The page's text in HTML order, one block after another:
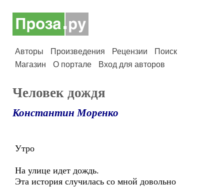
Авторы Произведения Рецензии
Поиск
Магазин
О портале Вход для авторов
Человек дождя
Константин Моренко
Утро
На улице идет дождь.
Эта история случилась со мной довольно